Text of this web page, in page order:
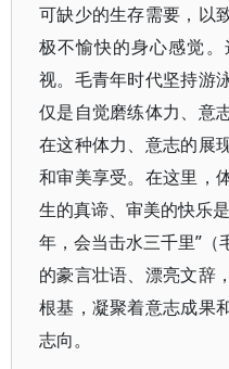
可缺少的生存需要，以
极不愉快的身心感觉
视。毛青年时代坚持游
仅是自觉磨练体力、意
在这种体力、意志的展
和审美享受。在这里，
生的真谛、审美的快乐
年，会当击水三千里”
的豪言壮语、漂亮文辞
根基，凝聚着意志成果
志向。